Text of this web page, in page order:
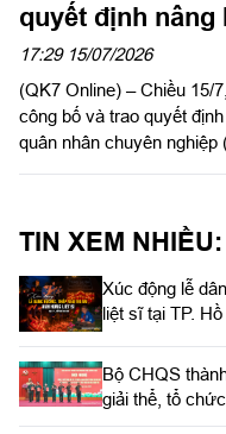
quyết định
hàm QNCN,
17:29 15/07/2026
(QK7 Online) – Chiều 15/
công bố và trao quyết
quân nhân chuyên
TIN XEM NHIỀU:
Xúc động lễ
liệt sĩ tại TP.
Bộ CHQS
giải thể, tổ